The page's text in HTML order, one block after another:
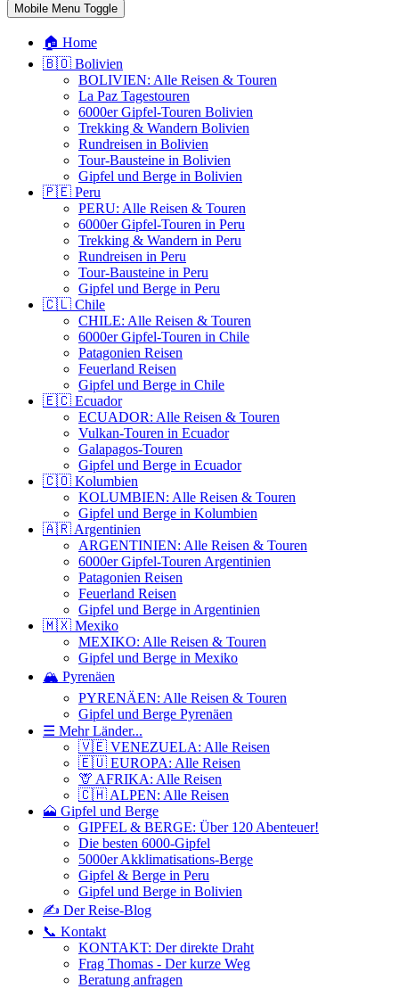
Mobile Menu Toggle
🏠 Home
🇧🇴 Bolivien
BOLIVIEN: Alle Reisen & Touren
La Paz Tagestouren
6000er Gipfel-Touren Bolivien
Trekking & Wandern Bolivien
Rundreisen in Bolivien
Tour-Bausteine in Bolivien
Gipfel und Berge in Bolivien
🇵🇪 Peru
PERU: Alle Reisen & Touren
6000er Gipfel-Touren in Peru
Trekking & Wandern in Peru
Rundreisen in Peru
Tour-Bausteine in Peru
Gipfel und Berge in Peru
🇨🇱 Chile
CHILE: Alle Reisen & Touren
6000er Gipfel-Touren in Chile
Patagonien Reisen
Feuerland Reisen
Gipfel und Berge in Chile
🇪🇨 Ecuador
ECUADOR: Alle Reisen & Touren
Vulkan-Touren in Ecuador
Galapagos-Touren
Gipfel und Berge in Ecuador
🇨🇴 Kolumbien
KOLUMBIEN: Alle Reisen & Touren
Gipfel und Berge in Kolumbien
🇦🇷 Argentinien
ARGENTINIEN: Alle Reisen & Touren
6000er Gipfel-Touren Argentinien
Patagonien Reisen
Feuerland Reisen
Gipfel und Berge in Argentinien
🇲🇽 Mexiko
MEXIKO: Alle Reisen & Touren
Gipfel und Berge in Mexiko
🏔️ Pyrenäen
PYRENÄEN: Alle Reisen & Touren
Gipfel und Berge Pyrenäen
☰ Mehr Länder...
🇻🇪 VENEZUELA: Alle Reisen
🇪🇺 EUROPA: Alle Reisen
🦒 AFRIKA: Alle Reisen
🇨🇭 ALPEN: Alle Reisen
🗻 Gipfel und Berge
GIPFEL & BERGE: Über 120 Abenteuer!
Die besten 6000-Gipfel
5000er Akklimatisations-Berge
Gipfel & Berge in Peru
Gipfel und Berge in Bolivien
✍️ Der Reise-Blog
📞 Kontakt
KONTAKT: Der direkte Draht
Frag Thomas - Der kurze Weg
Beratung anfragen